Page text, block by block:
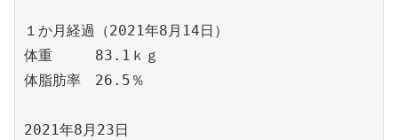
１か月経過（2021年8月14日）
体重　　　83.1ｋｇ
体脂肪率　26.5％
2021年8月23日